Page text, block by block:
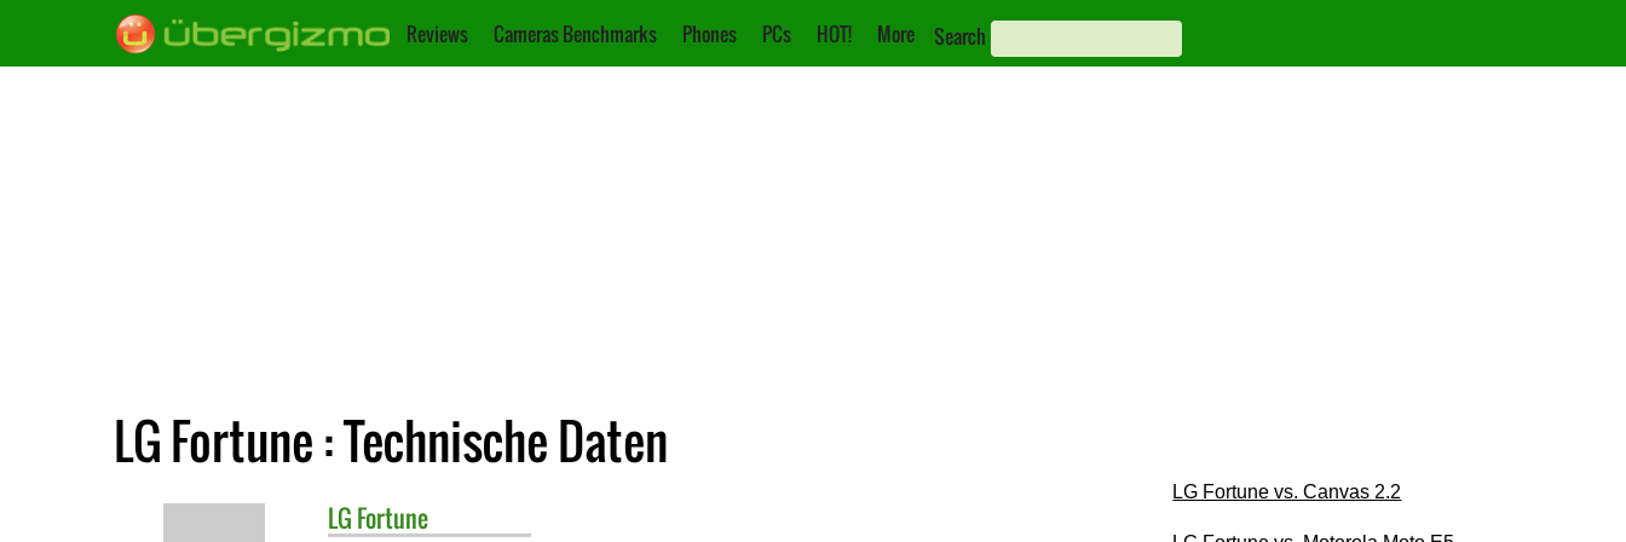
Reviews Cameras Benchmarks Phones PCs HOT! More Search
LG Fortune : Technische Daten
LG Fortune
LG Fortune vs. Canvas 2.2